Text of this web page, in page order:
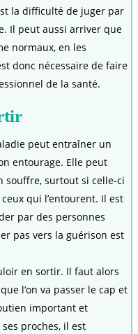
la difficulté de juger par
Il peut aussi arriver que
normaux, en les
donc nécessaire de faire
de la santé.
peut entraîner un
entourage. Elle peut
souffre, surtout si celle-ci
qui l’entourent. Il est
par des personnes
pas vers la guérison est
en sortir. Il faut alors
l’on va passer le cap et
important et
proches, il est